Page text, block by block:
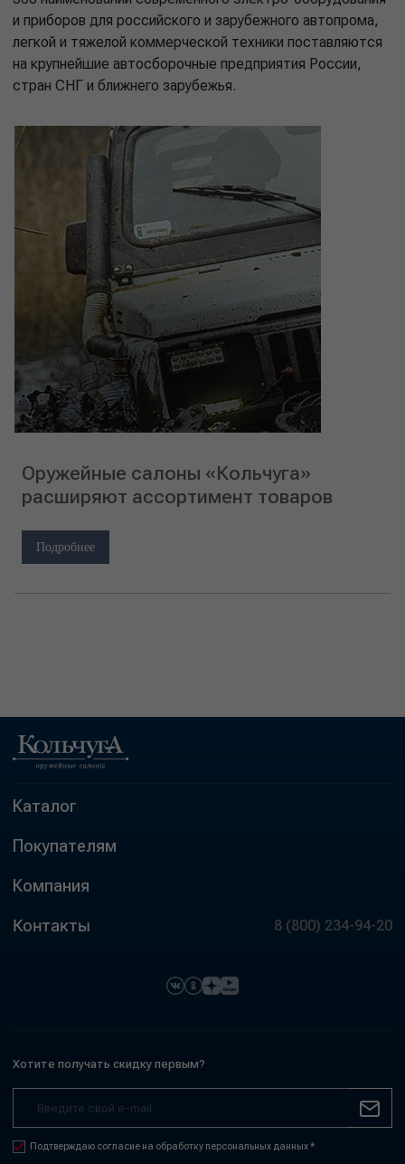
и приборов для российского и зарубежного автопрома,
легкой и тяжелой коммерческой техники поставляются
на крупнейшие автосборочные предприятия России,
стран СНГ и ближнего зарубежья.
Оружейные салоны «Кольчуга»
расширяют ассортимент товаров
Подробнее
Каталог
Покупателям
Компания
Контакты 8 (800) 234-94-20
Хотите получать скидку первым?
Подтверждаю согласие на обработку персональных данных *